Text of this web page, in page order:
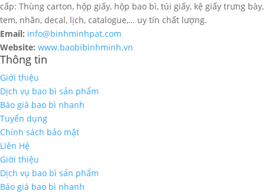
cấp: Thùng carton, hộp giấy, hộp bao bì, túi giấy, kệ giấy trưng bày,
tem, nhãn, decal, lịch, catalogue,… uy tín chất lượng.
Email: info@binhminhpat.com
Website: www.baobibinhminh.vn
Thông tin
Giới thiệu
Dịch vụ bao bì sản phẩm
Báo giá bao bì nhanh
Tuyển dụng
Chính sách bảo mật
Liên Hệ
Giới thiệu
Dịch vụ bao bì sản phẩm
Báo giá bao bì nhanh